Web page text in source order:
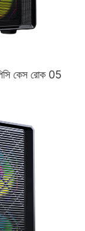
কেস রোক 05